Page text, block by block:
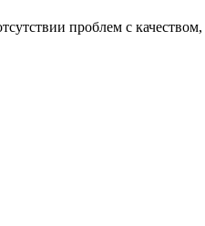
проблем с качеством,